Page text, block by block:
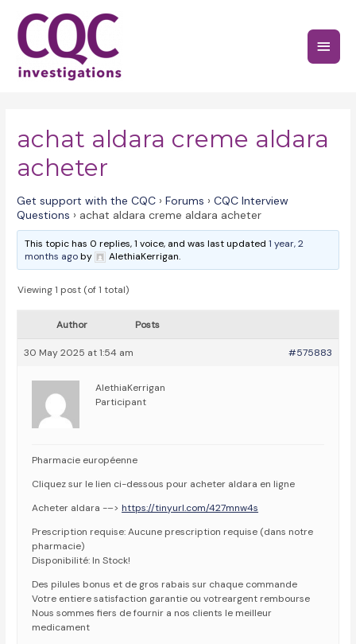
content
Main
achat aldara creme aldara
acheter
Get support with the CQC › Forums › CQC Interview
Questions › achat aldara creme aldara acheter
This topic has 0 replies, 1 voice, and was last updated1 year, 2
months agoby AlethiaKerrigan.
Viewing 1 post (of 1 total)
Author Posts
30 May 2025 at 1:54 am #575883
AlethiaKerrigan
Participant
Pharmacie européenne
Cliquez sur le lien ci-dessous pour acheter aldara en ligne
Acheter aldara -–>https://tinyurl.com/427mnw4s
Prescription requise: Aucune prescription requise (dans notre
pharmacie)
Disponibilité: In Stock!
Des pilules bonus et de gros rabais sur chaque commande
Votre entiere satisfaction garantie ou votreargent rembourse
Nous sommes fiers de fournir a nos clients le meilleur
medicament